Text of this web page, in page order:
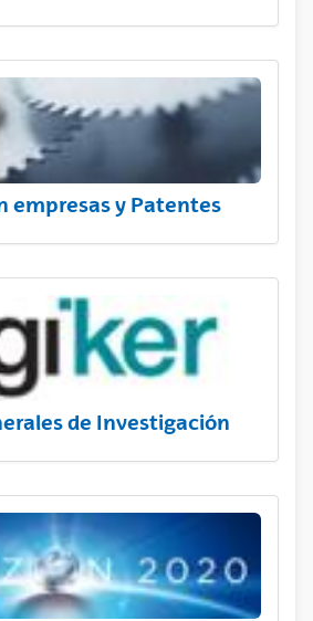
empresas y Patentes
de Investigación